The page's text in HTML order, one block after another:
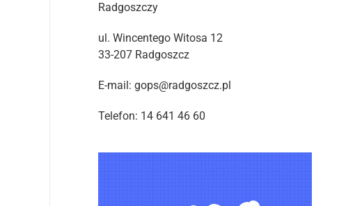
Radgoszczy
ul. Wincentego Witosa 12
33-207 Radgoszcz
E-mail: gops@radgoszcz.pl
Telefon: 14 641 46 60